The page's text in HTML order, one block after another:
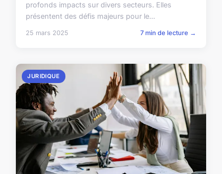
profonds impacts sur divers secteurs. Elles
présentent des défis majeurs pour le...
25 mars 2025 7 min de lecture →
JURIDIQUE